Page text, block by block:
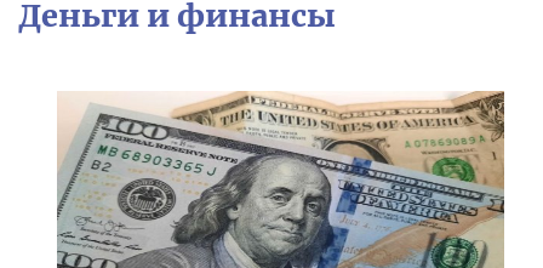
Деньги и финансы